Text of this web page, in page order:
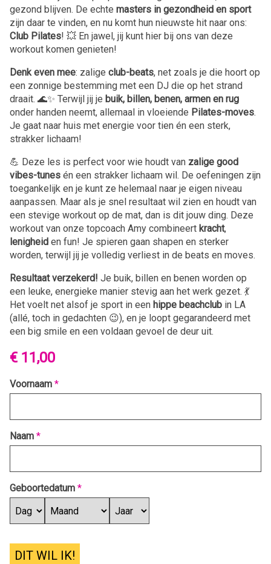
gezond blijven. De echte masters in gezondheid en sport
zijn daar te vinden, en nu komt hun nieuwste hit naar ons:
Club Pilates! 💥 En jawel, jij kunt hier bij ons van deze
workout komen genieten!
Denk even mee: zalige club-beats, net zoals je die hoort op
een zonnige bestemming met een DJ die op het strand
draait. 🌊✨ Terwijl jij je buik, billen, benen, armen en rug
onder handen neemt, allemaal in vloeiende Pilates-moves.
Je gaat naar huis met energie voor tien én een sterk,
strakker lichaam!
💪 Deze les is perfect voor wie houdt van zalige good
vibes-tunes én een strakker lichaam wil. De oefeningen zijn
toegankelijk en je kunt ze helemaal naar je eigen niveau
aanpassen. Maar als je snel resultaat wil zien en houdt van
een stevige workout op de mat, dan is dit jouw ding. Deze
workout van onze topcoach Amy combineert kracht,
lenigheid en fun! Je spieren gaan shapen en sterker
worden, terwijl jij je volledig verliest in de beats en moves.
Resultaat verzekerd! Je buik, billen en benen worden op
een leuke, energieke manier stevig aan het werk gezet. 💃
Het voelt net alsof je sport in een hippe beachclub in LA
(allé, toch in gedachten 😉), en je loopt gegarandeerd met
een big smile en een voldaan gevoel de deur uit.
€ 11,00
Voornaam *
Naam *
Geboortedatum *
DIT WIL IK!